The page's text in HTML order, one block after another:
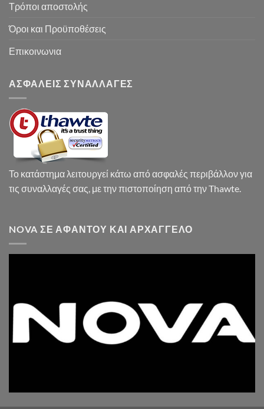
Τρόποι αποστολής
Όροι και Προϋποθέσεις
Επικοινωνια
ΑΣΦΑΛΕΙΣ ΣΥΝΑΛΛΑΓΕΣ
Το κατάστημα λειτουργεί κάτω από ασφαλές περιβάλλον για
τις συναλλαγές σας, με την πιστοποίηση από την Thawte.
NOVA ΣΕ ΑΦΆΝΤΟΥ ΚΑΙ ΑΡΧΆΓΓΕΛΟ